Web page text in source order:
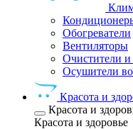
Обогреватели
Вентиляторы
Очистители и
Осушители
Красота и
Красота и
Красота и здоровье